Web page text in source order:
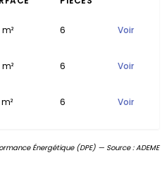
6 Voir
6 Voir
6 Voir
Énergétique (DPE) — Source : ADEME